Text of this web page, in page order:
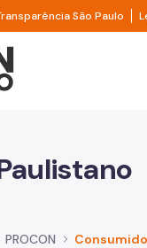
de acesso àSão Paulo
de São
PROCON